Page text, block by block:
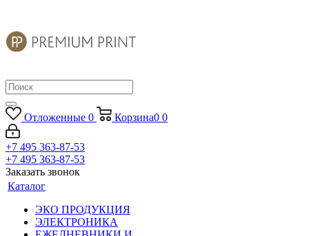
Отложенные 0 Корзина0 0
+7 495 363-87-53
+7 495 363-87-53
Заказать звонок
Каталог
ЭКО ПРОДУКЦИЯ
ЭЛЕКТРОНИКА